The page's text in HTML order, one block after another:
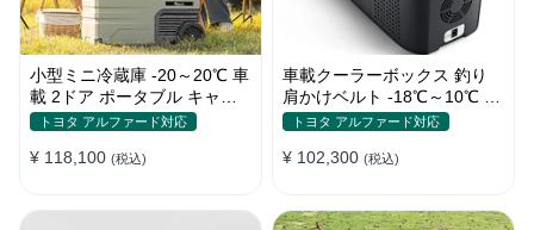
小型ミニ冷蔵庫 -20～20℃ 車
載 2ドア ポータブル キャン
プ アウトドア 車中泊 静音
トヨタ アルファード対応
¥ 118,100 (税込)
車載クーラーボックス 釣り
肩かけベルト -18℃～10℃ 冷
凍冷蔵庫 車中泊 キャンプ 家
トヨタ アルファード対応
¥ 102,300 (税込)